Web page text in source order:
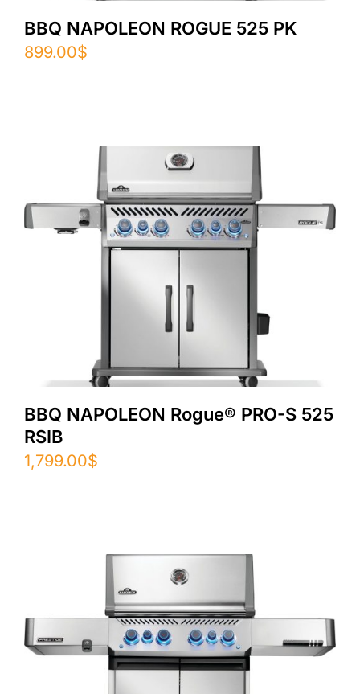
BBQ NAPOLEON ROGUE 525 PK
899.00$
BBQ NAPOLEON Rogue® PRO-S 525
RSIB
1,799.00$